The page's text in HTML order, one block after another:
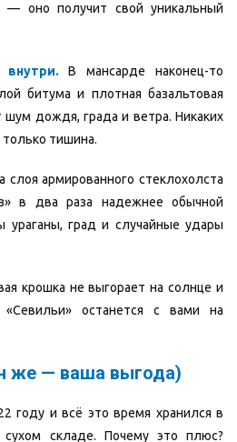
— оно получит свой уникальный
внутри. В мансарде наконец-то
битума и плотная базальтовая
шум дождя, града и ветра. Никаких
тишина.
слоя армированного стеклохолста
в два раза надежнее обычной
ураганы, град и случайные удары
крошка не выгорает на солнце и
останется с вами на
же — ваша выгода)
году и всё это время хранился в
складе. Почему это плюс?